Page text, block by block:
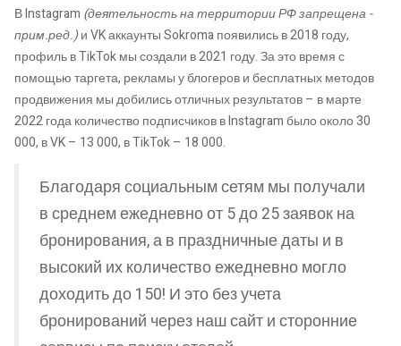
В Instagram (деятельность на территорииРФ запрещена -
прим.ред.)и VK аккаунты Sokroma появились в 2018 году,
профиль в TikTok мы создали в 2021 году. За это время с
помощью таргета, рекламы у блогеров и бесплатных методов
продвижения мы добились отличных результатов – в марте
2022 года количество подписчиков в Instagram было около 30
000, в VK – 13 000, в TikTok – 18 000.
Благодаря социальным сетям мы получали
в среднем ежедневно от 5 до 25 заявок на
бронирования, а в праздничные даты и в
высокий их количество ежедневно могло
доходить до 150! И это без учета
бронирований через наш сайт и сторонние